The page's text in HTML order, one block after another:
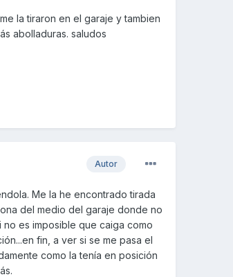
la tiraron en el garaje y tambien
abolladuras. saludos
Autor
Me la he encontrado tirada
del medio del garaje donde no
es imposible que caiga como
fin, a ver si se me pasa el
como la tenía en posición